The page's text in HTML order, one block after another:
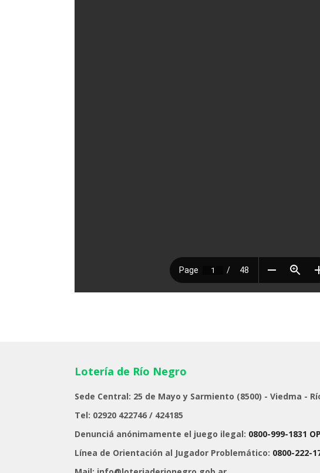
Lotería de Río Negro
Sede Central: 25 de Mayo y Sarmiento (8500) - Viedma -
Tel: 02920 422746 / 424185
Denunciá anónimamente el juego ilegal: 0800-999-1831
Línea de Orientación al Jugador Problemático: 0800-222-